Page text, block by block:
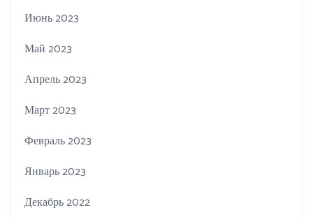
Июнь 2023
Май 2023
Апрель 2023
Март 2023
Февраль 2023
Январь 2023
Декабрь 2022